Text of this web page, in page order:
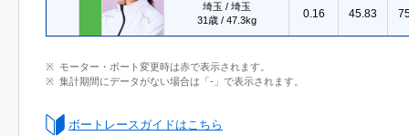
埼玉 / 埼玉
31歳 / 47.3kg
0.16
45.83
モーター・ボート変更時は赤で表示されます。
集計期間にデータがない場合は「-」で表示されます。
ボートレースガイドはこちら